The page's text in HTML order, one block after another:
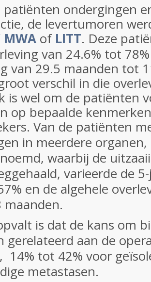
patiënten ondergingen
de levertumoren
MWA of LITT. Deze
van 24.6% tot
van 29.5 maanden tot
verschil in die
is wel om de patiënten
op bepaalde
Van de patiënten
in meerdere
waarbij de
varieerde de
en de algehele
is dat de kans om
gerelateerd aan de
14% tot 42% voor
metastasen.